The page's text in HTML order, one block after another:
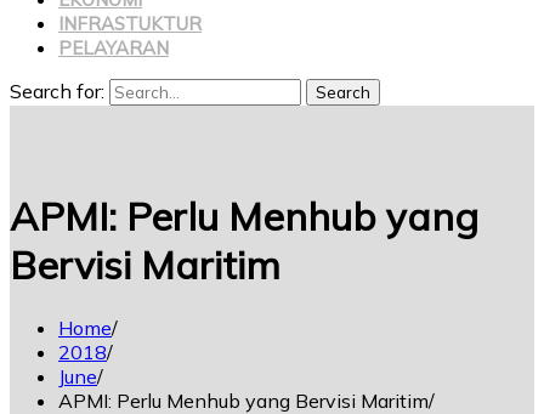
INFRASTUKTUR
PELAYARAN
Search for: Search
APMI: Perlu Menhub yang
Bervisi Maritim
Home
2018
June
APMI: Perlu Menhub yang Bervisi Maritim